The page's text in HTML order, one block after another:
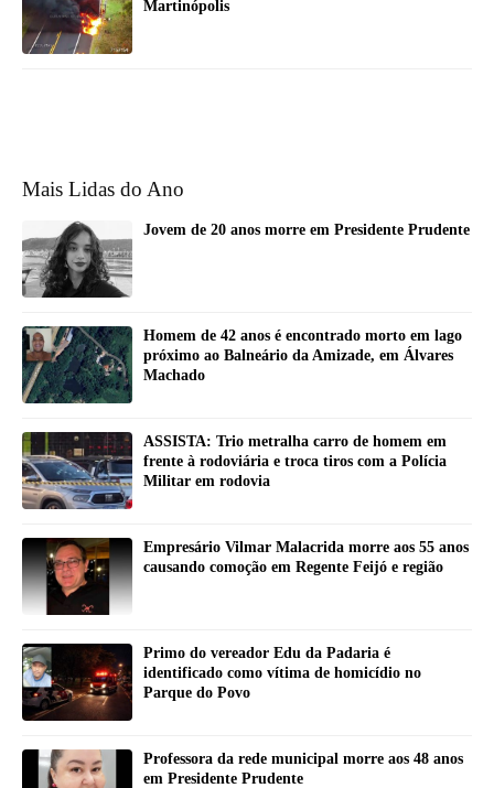
Martinópolis
Mais Lidas do Ano
Jovem de 20 anos morre em Presidente Prudente
Homem de 42 anos é encontrado morto em lago
próximo ao Balneário da Amizade, em Álvares
Machado
ASSISTA: Trio metralha carro de homem em
frente à rodoviária e troca tiros com a Polícia
Militar em rodovia
Empresário Vilmar Malacrida morre aos 55 anos
causando comoção em Regente Feijó e região
Primo do vereador Edu da Padaria é
identificado como vítima de homicídio no
Parque do Povo
Professora da rede municipal morre aos 48 anos
em Presidente Prudente